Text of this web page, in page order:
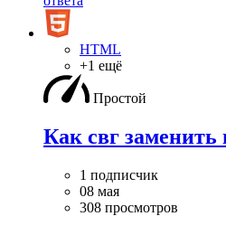
HTML
+1 ещё
Простой
Как свг заменить
1 подписчик
08 мая
308 просмотров